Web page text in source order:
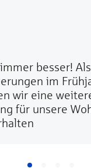
besser!
im
wir eine
für unsere